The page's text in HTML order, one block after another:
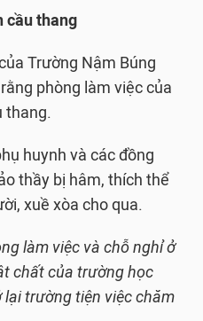
cầu thang
Trường Nậm Búng
phòng làm việc của
thang.
huynh và các đồng
thầy bị hâm, thích thể
xuề xòa cho qua.
làm việc và chỗ nghỉ ở
chất của trường học
trường tiện việc chăm